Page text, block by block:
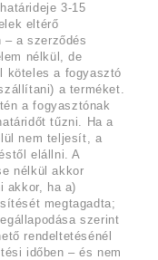
3-15
eltérő
– a szerződés
nélkül, de
köteles a fogyasztó
a terméket.
a fogyasztónak
tűzni. Ha a
nem teljesít, a
elállni. A
nélkül akkor
akkor, ha a)
megtagadta;
szerint
rendeltetésénél
időben – és nem